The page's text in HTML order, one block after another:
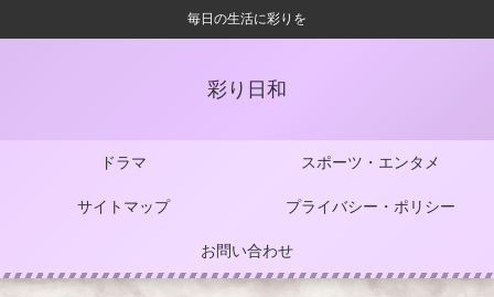
毎日の生活に彩りを
彩り日和
ドラマ スポーツ・エンタメ
サイトマップ プライバシー・ポリシー
お問い合わせ